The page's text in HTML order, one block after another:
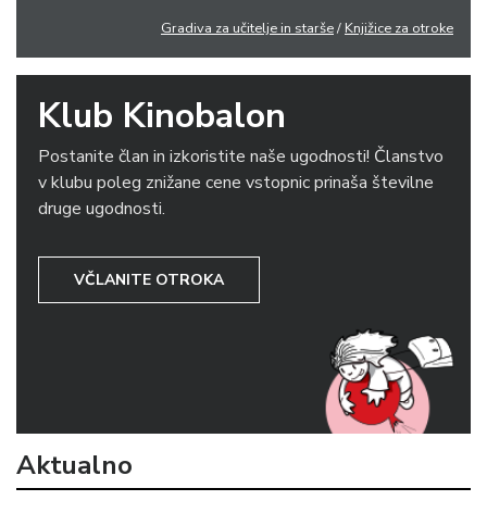
Gradiva za učitelje in starše/ Knjižice za otroke
Klub Kinobalon
Postanite član in izkoristite naše ugodnosti! Članstvo
v klubu poleg znižane cene vstopnic prinaša številne
druge ugodnosti.
VČLANITE OTROKA
Aktualno